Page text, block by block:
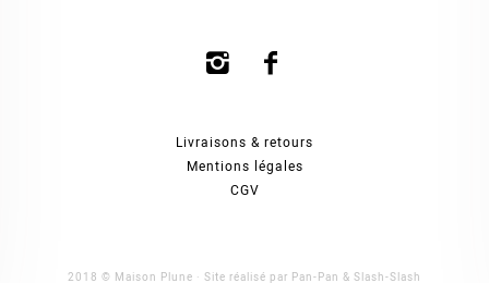
Livraisons & retours
Mentions légales
CGV
2018 © Maison Plune · Site réalisé par Pan-Pan & Slash-Slash